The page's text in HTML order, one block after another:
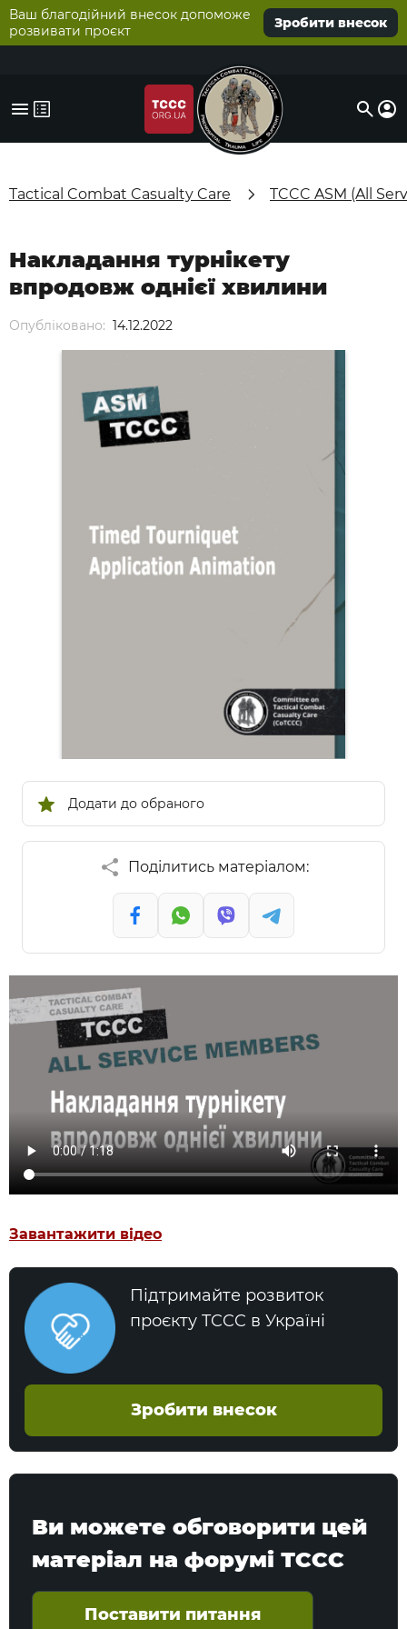
Ваш благодійний внесок допоможе
розвивати проєкт
Зробити внесок
Tactical Combat Casualty Care TCCC ASM (All
Опубліковано: 14.12.2022
Накладання турнікету
впродовж однієї хвилини
Додати до обраного
Поділитись матеріалом:
Завантажити відео
Підтримайте розвиток
проєкту TCCC в Україні
Зробити внесок
Ви можете обговорити цей
матеріал на форумі ТССС
Поставити питання